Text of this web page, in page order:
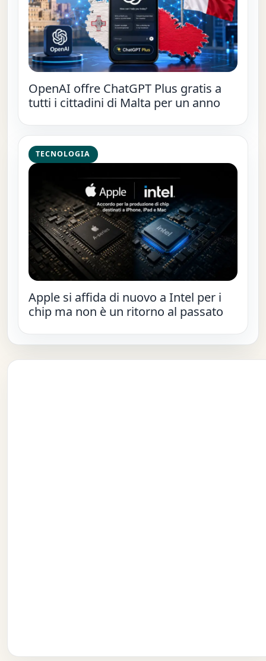
OpenAI offre ChatGPT Plus gratis a
tutti i cittadini di Malta per un anno
TECNOLOGIA
Apple si affida di nuovo a Intel per i
chip ma non è un ritorno al passato